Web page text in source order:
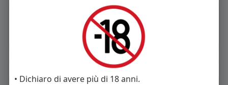
donne
• Dichiaro di avere più di 18 anni.